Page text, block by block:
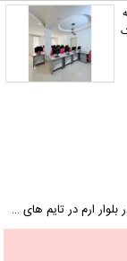
مدیر مالی
ارم در تایم های …